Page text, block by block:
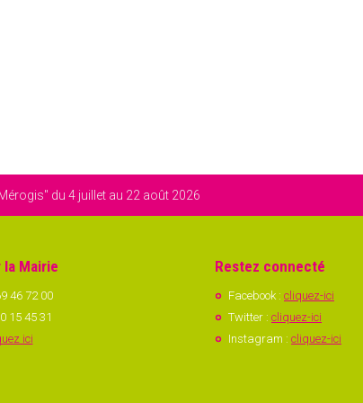
du 4 juillet au 22 août 2026
Mairie
46 72 00
15 45 31
ici
Restez connecté
Facebook : cliquez-ici
Twitter : cliquez-ici
Instagram : cliquez-ici